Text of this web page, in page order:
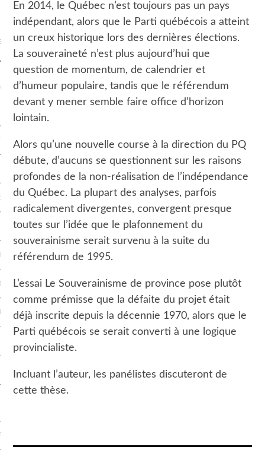
ARCHIVES
RUBRIQUES
VIDÉO
QUÉBÉCOISE
NATIONALE
POLITIQUE
En 2014, le Québec n’est toujours pas un pays
indépendant, alors que le Parti québécois a atteint
un creux historique lors des dernières élections.
La souveraineté n’est plus aujourd’hui que
question de momentum, de calendrier et
d’humeur populaire, tandis que le référendum
devant y mener semble faire office d’horizon
lointain.
Alors qu’une nouvelle course à la direction du PQ
débute, d’aucuns se questionnent sur les raisons
profondes de la non-réalisation de l’indépendance
du Québec. La plupart des analyses, parfois
radicalement divergentes, convergent presque
toutes sur l’idée que le plafonnement du
souverainisme serait survenu à la suite du
référendum de 1995.
L’essai Le Souverainisme de province pose plutôt
comme prémisse que la défaite du projet était
déjà inscrite depuis la décennie 1970, alors que le
Parti québécois se serait converti à une logique
provincialiste.
Incluant l’auteur, les panélistes discuteront de
cette thèse.